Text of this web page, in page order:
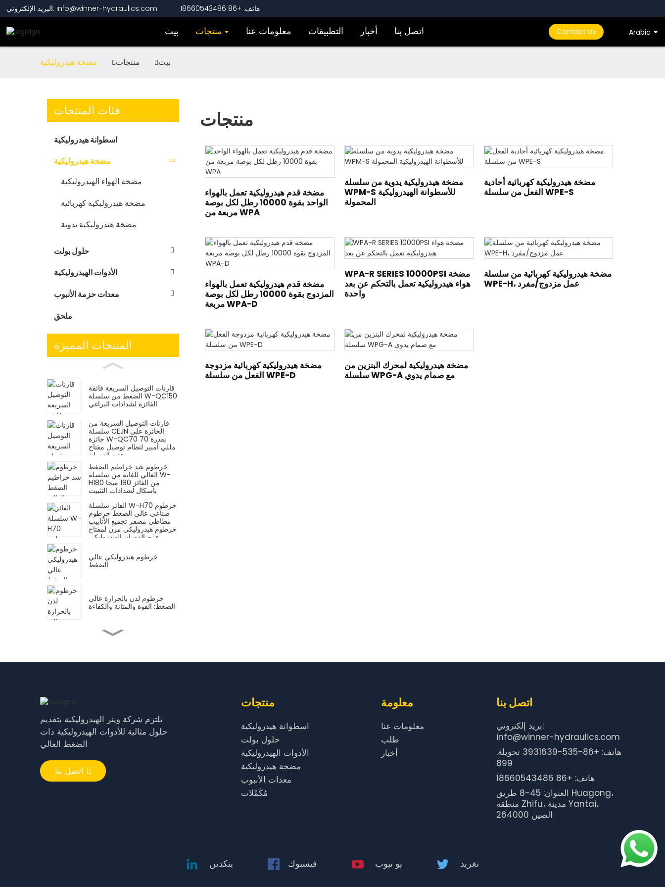
البريد الإلكتروني: info@winner-hydraulics.com هاتف: +86 18660543486
بيت منتجات معلومات عنا التطبيقات أخبار اتصل بنا Contact Us Arabic
بيت منتجات مضخة هيدروليكية
فئات المنتجات
اسطوانة هيدروليكية
مضخة هيدروليكية
مضخة الهواء الهيدروليكية
مضخة هيدروليكية كهربائية
مضخة هيدروليكية يدوية
حلول بولت
الأدوات الهيدروليكية
معدات حزمة الأنبوب
ملحق
المنتجات المميزة
قارنات التوصيل السريعة فائقة
الضغط من سلسلة W-QC150
الفائزة لشدادات البراغي
قارنات التوصيل السريعة من
سلسلة CEJN الحائزة على
جائزة W-QC70 بقدرة 70
مللي أمبير لنظام توصيل مفتاح
عزم الدوران
خرطوم شد خراطيم الضغط
العالي للغاية من سلسلة W-
H180 من الفائز 180 ميجا
باسكال لشدادات التثبيت
الفائز سلسلة W-H70 خرطوم
صناعي عالي الضغط خرطوم
مطاطي مضفر تجميع الأنابيب
خرطوم هيدروليكي مرن لمفتاح
عزم الدوران الهيدروليكي
خرطوم هيدروليكي عالي
الضغط
خرطوم لدن بالحرارة عالي
الضغط: القوة والمتانة والكفاءة
صمام الإغلاق الهيدروليكي
قطع غيار هيدروليكية صمام
الخانق
ملحقات المضخة الهيدروليكية
ذات قارنة التوصيل السريع ذات
الضغط العالي
منتجات
مضخة قدم هيدروليكية تعمل بالهواء
الواحد بقوة 10000 رطل لكل بوصة
مربعة من WPA
مضخة هيدروليكية يدوية من سلسلة
WPM-S للأسطوانة الهيدروليكية
المحمولة
مضخة هيدروليكية كهربائية أحادية
الفعل من سلسلة WPE-S
مضخة قدم هيدروليكية تعمل بالهواء
المزدوج بقوة 10000 رطل لكل بوصة
مربعة WPA-D
WPA-R SERIES 10000PSI مضخة
هواء هيدروليكية تعمل بالتحكم عن بعد
واحدة
مضخة هيدروليكية كهربائية من سلسلة
WPE-H، عمل مزدوج/مفرد
مضخة هيدروليكية كهربائية مزدوجة
الفعل من سلسلة WPE-D
مضخة هيدروليكية لمحرك البنزين من
سلسلة WPG-A مع صمام يدوي
تلتزم شركة وينر الهيدروليكية بتقديم
حلول مثالية للأدوات الهيدروليكية ذات
الضغط العالي
اتصل بنا
منتجات
اسطوانة هيدروليكية
حلول بولت
الأدوات الهيدروليكية
مضخة هيدروليكية
معدات الأنبوب
مُكَمِّلات
معلومة
معلومات عنا
طلب
أخبار
اتصل بنا
بريد إلكتروني:
info@winner-hydraulics.com
هاتف: +86-535-3931639 تحويلة.
899
هاتف: +86 18660543486
العنوان: 45-8 طريق Huagong،
منطقة Zhifu، مدينة Yantai،
264000 الصين
ينكدين فيسبوك يو تيوب تغريد